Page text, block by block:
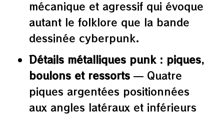
mécanique et agressif qui évoque
autant le folklore que la bande
dessinée cyberpunk.
Détails métalliques punk : piques,
boulons et ressorts — Quatre
piques argentées positionnées
aux angles latéraux et inférieurs